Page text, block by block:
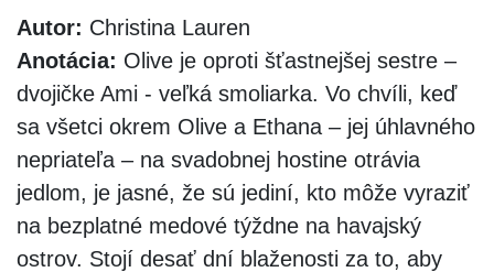
Autor: Christina Lauren
Anotácia: Olive je oproti šťastnejšej sestre –
dvojičke Ami - veľká smoliarka. Vo chvíli, keď
sa všetci okrem Olive a Ethana – jej úhlavného
nepriateľa – na svadobnej hostine otrávia
jedlom, je jasné, že sú jediní, kto môže vyraziť
na bezplatné medové týždne na havajský
ostrov. Stojí desať dní blaženosti za to, aby